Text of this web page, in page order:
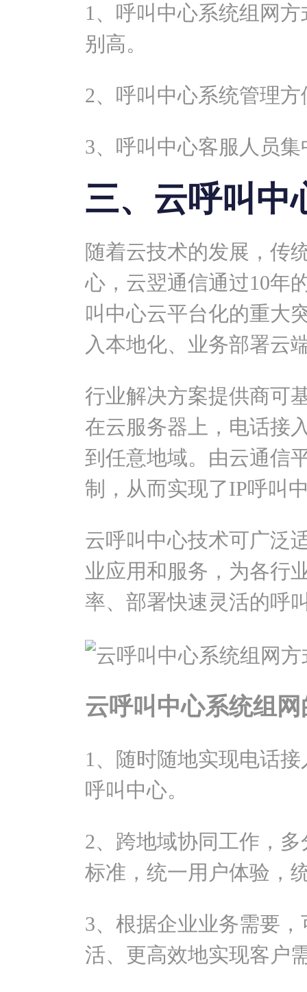
1、呼叫中心系统组网
别高。
2、呼叫中心系统管理
3、呼叫中心客服人员
三、云呼叫中
随着云技术的发展，传
心，云翌通信通过10年
叫中心云平台化的重大
入本地化、业务部署云
行业解决方案提供商可
在云服务器上，电话接
到任意地域。由云通信
制，从而实现了IP呼叫
云呼叫中心技术可广泛
业应用和服务，为各行
率、部署快速灵活的呼
云呼叫中心系统组
1、随时随地实现电话
呼叫中心。
2、跨地域协同工作，
标准，统一用户体验，
3、根据企业业务需要
活、更高效地实现客户